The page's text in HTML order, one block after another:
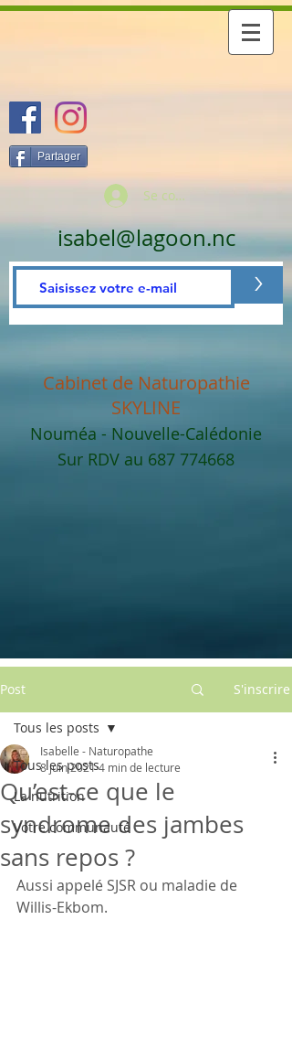
Partager
Se connecter
isabel@lagoon.nc
>
Cabinet de Naturopathie
SKYLINE
Nouméa - Nouvelle-Calédonie
Sur RDV au 687 774668
Post S'inscrire
Tous les posts
La nutrition
Votre communauté
Tous les posts
Qu’est-ce que le
syndrome des jambes
sans repos ?
Isabelle - Naturopathe
8 juin 20214 min de lecture
Aussi appelé SJSR ou maladie de
Willis-Ekbom.